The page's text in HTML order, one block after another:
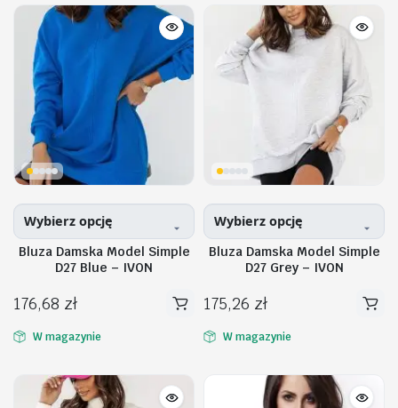
wiele
wariantów.
Opcje
można
wybrać
stronie
produktu
wariantów.
Opcje
można
produktu
Wybierz opcję
Bluza Damska Model Simple
D27 Blue – IVON
176,68 zł
Ten
produkt
wiele
wariantów.
W magazynie
Wybierz opcję
Bluza Damska Model Simple
D27 Grey – IVON
175,26 zł
Ten
produkt
wariantów.
W magazynie